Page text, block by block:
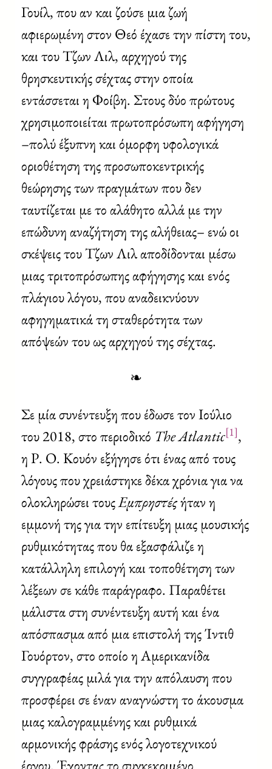
Γουίλ, που αν και ζούσε μια ζωή
αφιερωμένη στον Θεό έχασε την πίστη του,
και του Τζων Λιλ, αρχηγού της
θρησκευτικής σέχτας στην οποία
εντάσσεται η Φοίβη. Στους δύο πρώτους
χρησιμοποιείται πρωτοπρόσωπη αφήγηση
–πολύ έξυπνη και όμορφη υφολογικά
οριοθέτηση της προσωποκεντρικής
θεώρησης των πραγμάτων που δεν
ταυτίζεται με το αλάθητο αλλά με την
επώδυνη αναζήτηση της αλήθειας– ενώ οι
σκέψεις του Τζων Λιλ αποδίδονται μέσω
μιας τριτοπρόσωπης αφήγησης και ενός
πλάγιου λόγου, που αναδεικνύουν
αφηγηματικά τη σταθερότητα των
απόψεών του ως αρχηγού της σέχτας.
❧
Σε μία συνέντευξη που έδωσε τον Ιούλιο
του 2018, στο περιοδικό The Atlantic[1],
η Ρ. Ο. Κουόν εξήγησε ότι ένας από τους
λόγους που χρειάστηκε δέκα χρόνια για να
ολοκληρώσει τουςΕμπρηστέςήταν η
εμμονή της για την επίτευξη μιας μουσικής
ρυθμικότητας που θα εξασφάλιζε η
κατάλληλη επιλογή και τοποθέτηση των
λέξεων σε κάθε παράγραφο. Παραθέτει
μάλιστα στη συνέντευξη αυτή και ένα
απόσπασμα από μια επιστολή της Ίντιθ
Γουόρτον, στο οποίο η Αμερικανίδα
συγγραφέας μιλά για την απόλαυση που
προσφέρει σε έναν αναγνώστη το άκουσμα
μιας καλογραμμένης και ρυθμικά
αρμονικής φράσης ενός λογοτεχνικού
έργου. Έχοντας το συγκεκριμένο